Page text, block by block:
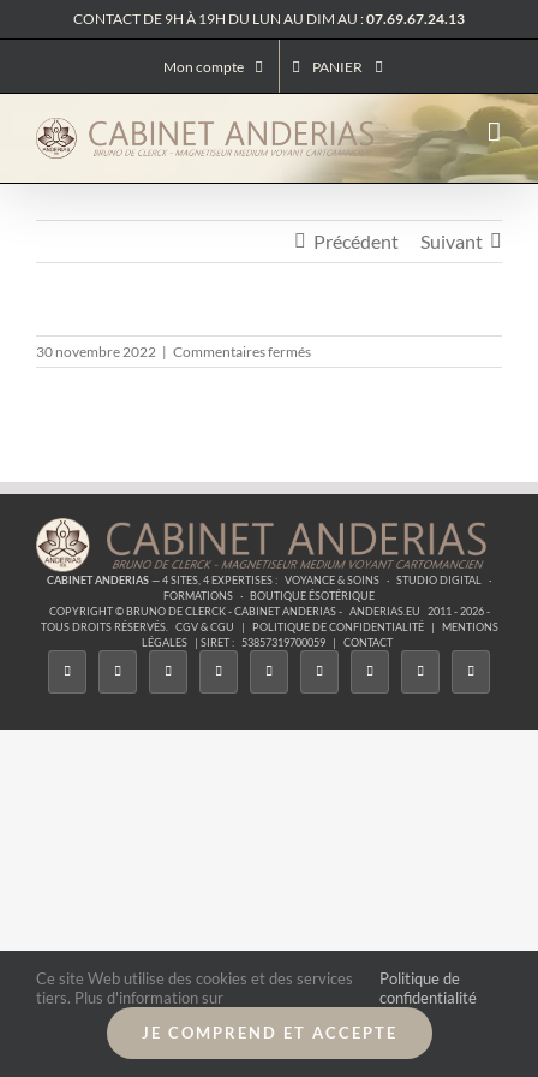
au
CONTACT DE 9H À 19H DU LUN AU DIM AU :07.69.67.24.13
Mon compte PANIER
Précédent Suivant
30 novembre 2022 | Commentaires ferméssur
TIKTOK
CABINET ANDERIAS— 4 SITES, 4 EXPERTISES : VOYANCE & SOINS · STUDIO DIGITAL
·
FORMATIONS · BOUTIQUE ÉSOTÉRIQUE
COPYRIGHT © BRUNO DE CLERCK - CABINET ANDERIAS - ANDERIAS.EU
2011 - 2026 -
TOUS DROITS RÉSERVÉS.
CGV & CGU | POLITIQUE DE CONFIDENTIALITÉ |
MENTIONS
LÉGALES
| SIRET : 53857319700059 | CONTACT
Ce site Web utilise des cookies et des services
tiers. Plus d'information sur
Politique de
confidentialité
JE COMPREND ET ACCEPTE